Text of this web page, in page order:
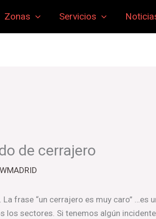
Zonas Servicios
de cerrajero
frase “un cerrajero es muy caro” …es
los sectores. Si tenemos algún